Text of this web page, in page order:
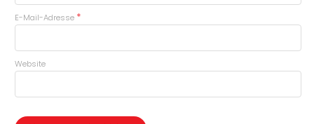
E-Mail-Adresse *
Website